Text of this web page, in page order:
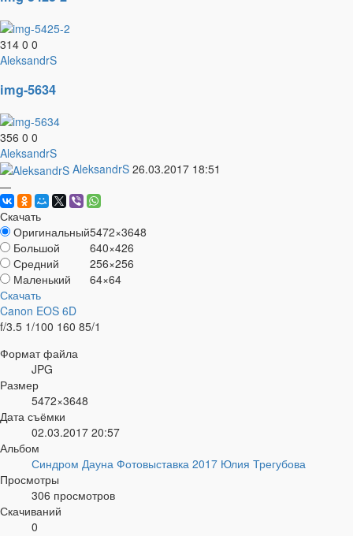
314 0 0
AleksandrS
img-5634
356 0 0
AleksandrS
AleksandrS 26.03.2017 18:51
—
Скачать
Оригинальный5472×3648
Большой
640×426
Средний
256×256
Маленький
64×64
Скачать
Canon EOS 6D
f/3.5 1/100 160 85/1
Формат файла
JPG
Размер
5472×3648
Дата съёмки
02.03.2017 20:57
Альбом
Синдром Дауна Фотовыставка 2017 Юлия Трегубова
Просмотры
306 просмотров
Скачиваний
0